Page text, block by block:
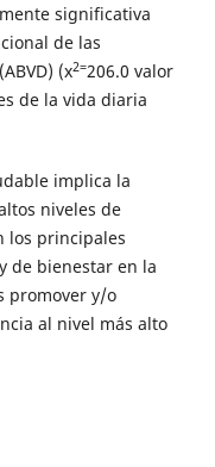
significativa
de las
(x2=206.0 valor
de la vida diaria
implica la
niveles de
los principales
de bienestar en la
promover y/o
al nivel más alto